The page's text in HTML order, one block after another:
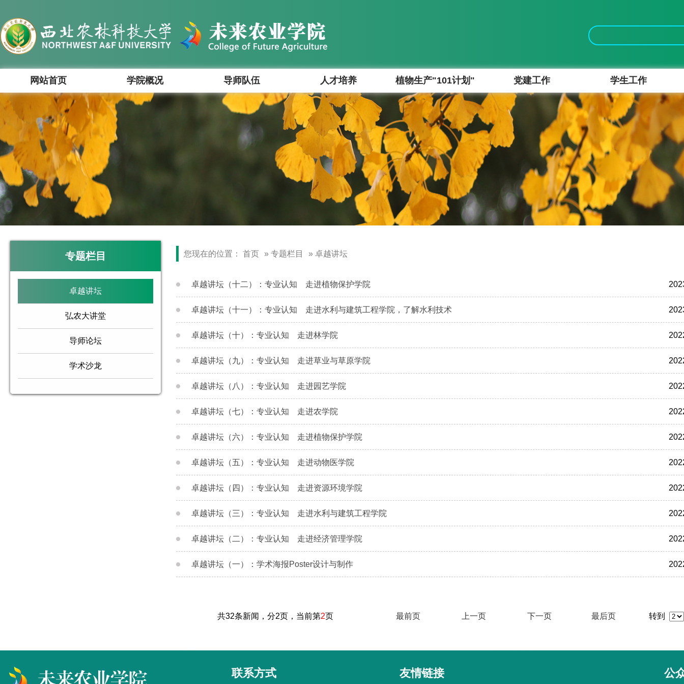
网站首页 学院概况 导师队伍 人才培养 植物生产"101计划" 党建工作 学生工作
专题栏目
卓越讲坛
弘农大讲堂
导师论坛
学术沙龙
您现在的位置： 首页 » 专题栏目 » 卓越讲坛
卓越讲坛（十二）：专业认知 走进植物保护学院
卓越讲坛（十一）：专业认知 走进水利与建筑工程学院，了解水利技术
卓越讲坛（十）：专业认知 走进林学院
卓越讲坛（九）：专业认知 走进草业与草原学院
卓越讲坛（八）：专业认知 走进园艺学院
卓越讲坛（七）：专业认知 走进农学院
卓越讲坛（六）：专业认知 走进植物保护学院
卓越讲坛（五）：专业认知 走进动物医学院
卓越讲坛（四）：专业认知 走进资源环境学院
卓越讲坛（三）：专业认知 走进水利与建筑工程学院
卓越讲坛（二）：专业认知 走进经济管理学院
卓越讲坛（一）：学术海报Poster设计与制作
共32条新闻，分2页，当前第2页 最前页 上一页 下一页 最后页 转到
联系方式 友情链接 公